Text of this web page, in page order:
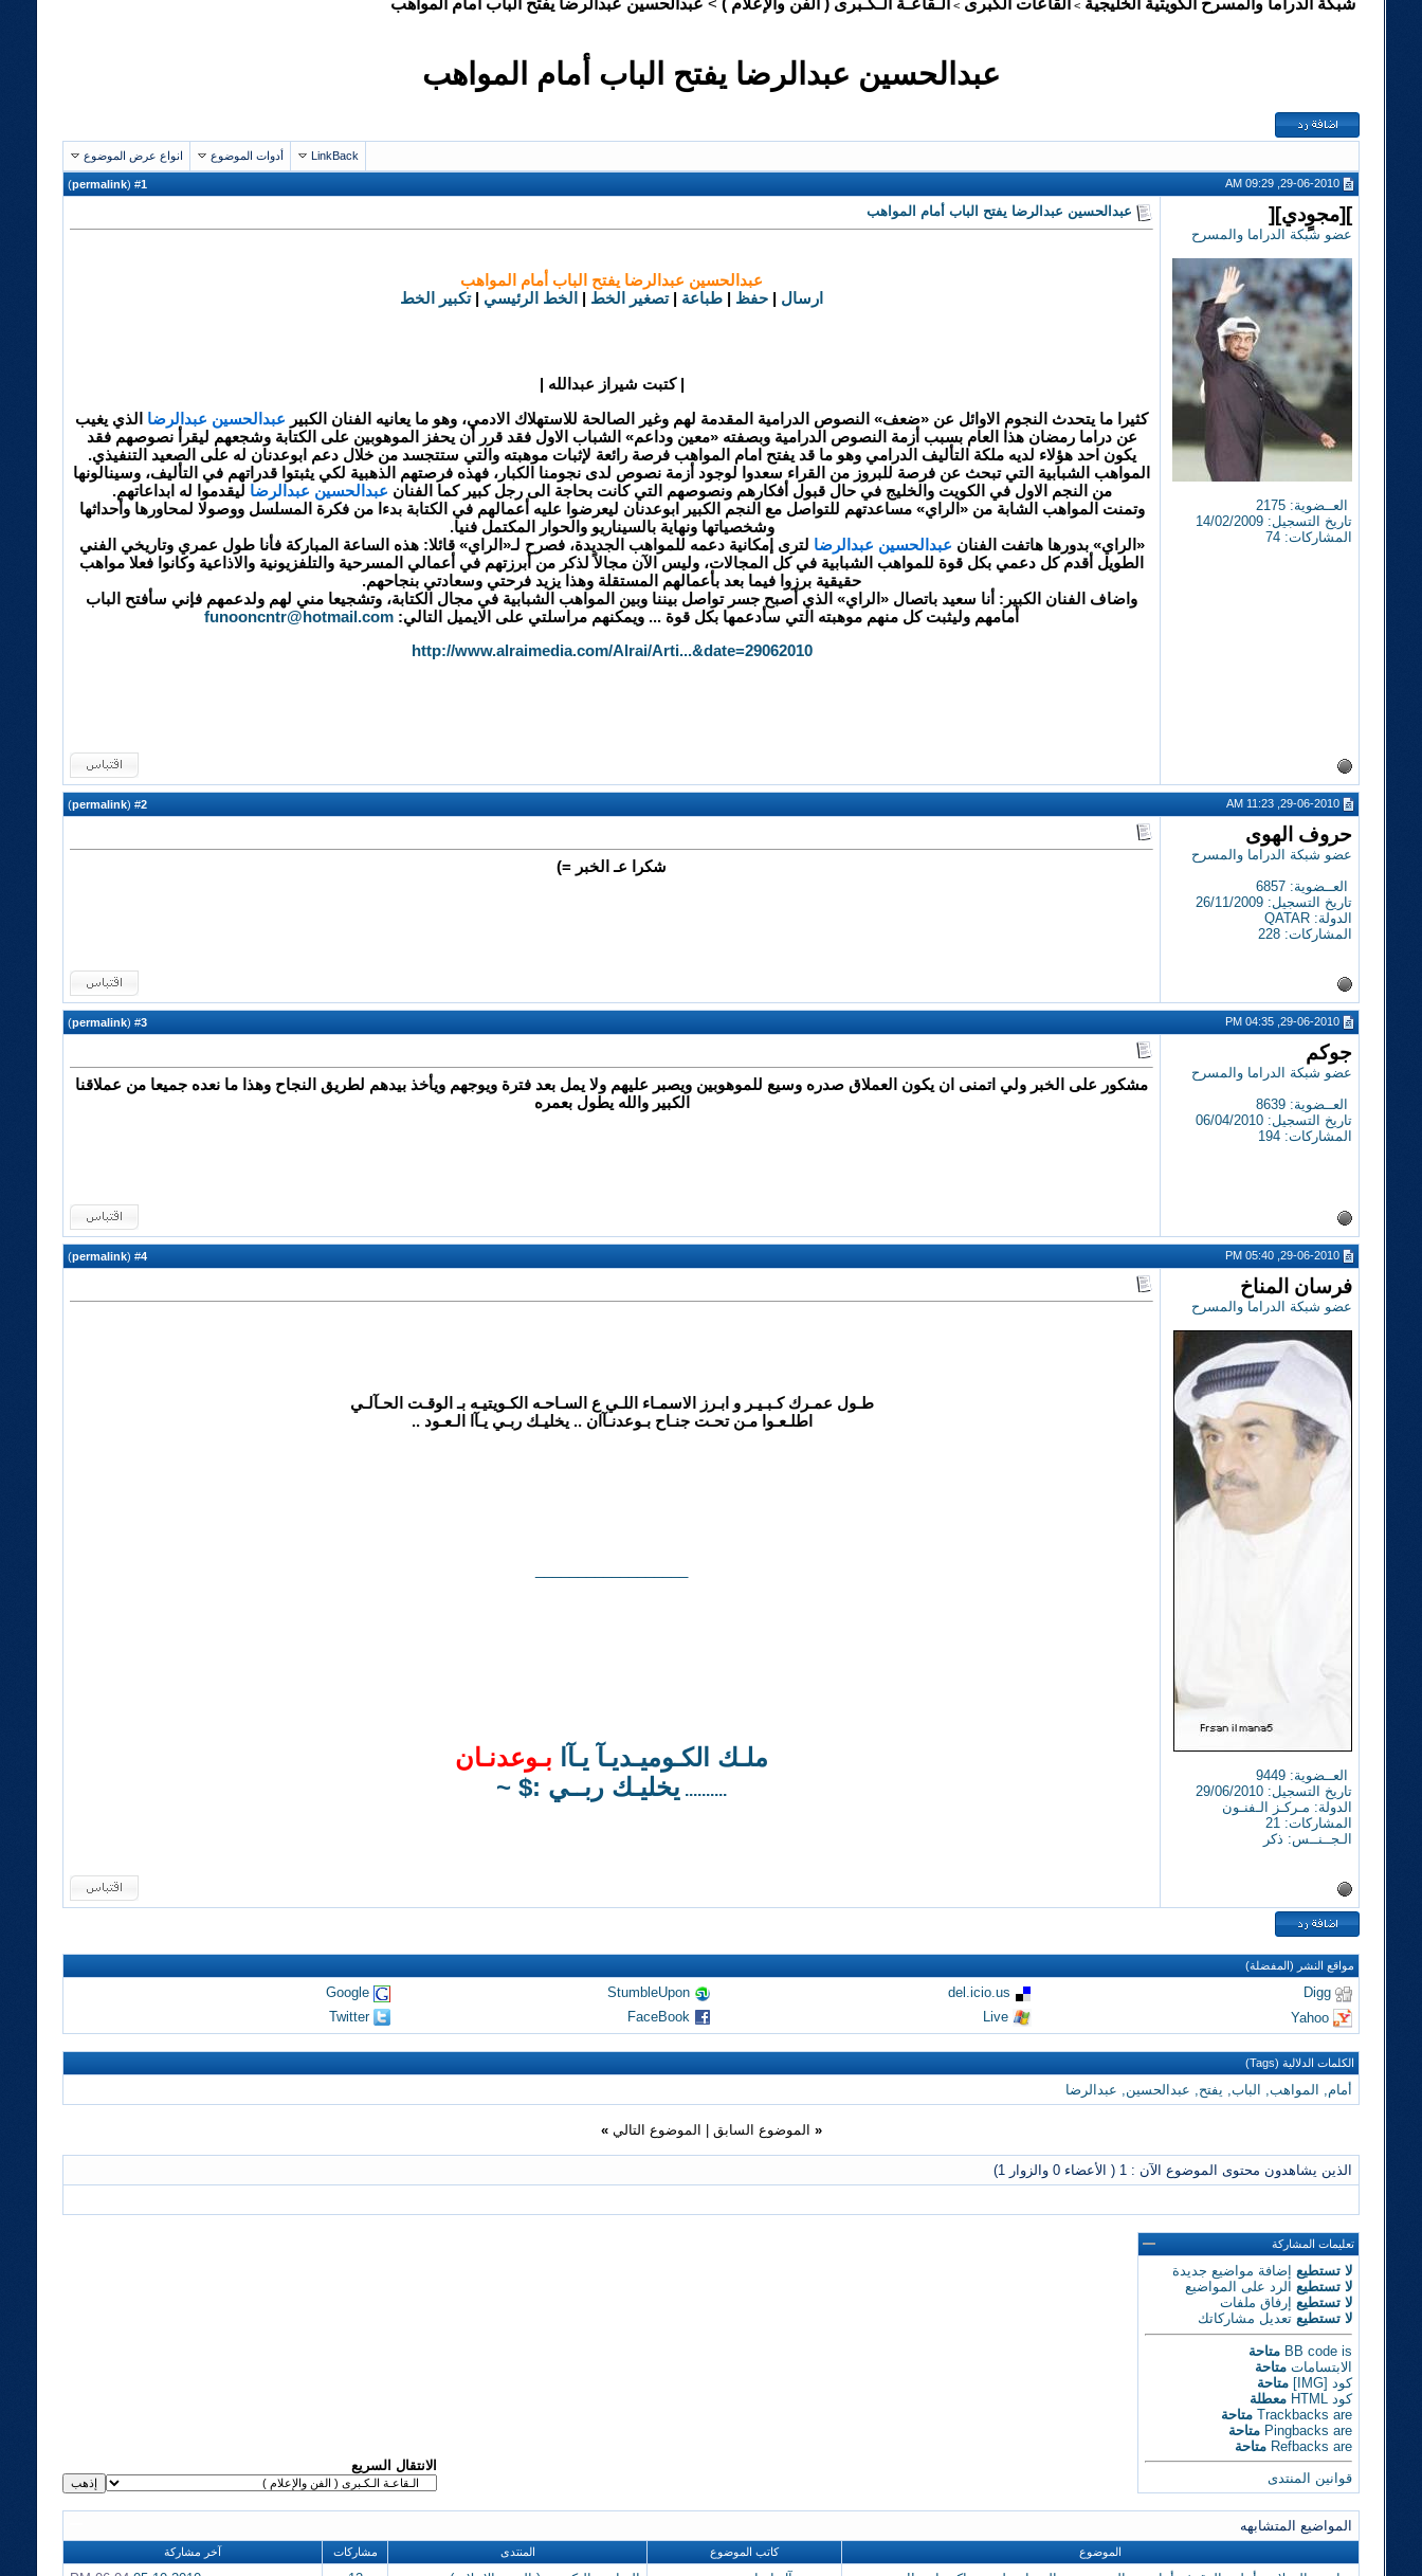
شبكة الدراما والمسرح الكويتية الخليجية > القاعات الكبرى > الـقاعـة الـكـبرى ( الفن والإعلام )> عبدالحسين عبدالرضا يفتح الباب أمام المواهب
عبدالحسين عبدالرضا يفتح الباب أمام المواهب
LinkBack أدوات الموضوع انواع عرض الموضوع
29-06-2010, 09:29 AM
1
(
permalink
)
][مجوٍدي][
عضو شبكة الدراما والمسرح
العــضوية: 2175
تاريخ التسجيل: 14/02/2009
المشاركات: 74
عبدالحسين عبدالرضا يفتح الباب أمام المواهب
عبدالحسين عبدالرضا يفتح الباب أمام المواهب
ارسال
حفظ طباعة |تصغير الخط الخط الرئيسي |تكبير الخط
كتبت شيراز عبدالله
كثيرا ما يتحدث النجوم الاوائل عن «ضعف» النصوص الدرامية المقدمة لهم وغير الصالحة للاستهلاك الادمي، وهو ما يعانيه الفنان الكبير عبدالحسين عبدالرضا الذي يغيب
عن دراما رمضان هذا العام بسبب أزمة النصوص الدرامية وبصفته «معين وداعم» الشباب الاول فقد قرر أن يحفز الموهوبين على الكتابة وشجعهم ليقرأ نصوصهم فقد
يكون احد هؤلاء لديه ملكة التأليف الدرامي وهو ما قد يفتح امام المواهب فرصة رائعة لإثبات موهبته والتي ستتجسد من خلال دعم ابوعدنان له على الصعيد التنفيذي.
المواهب الشبابية التي تبحث عن فرصة للبروز من القراء سعدوا لوجود أزمة نصوص لدى نجومنا الكبار، فهذه فرصتهم الذهبية لكي يثبتوا قدراتهم في التأليف، وسينالونها
من النجم الاول في الكويت والخليج في حال قبول أفكارهم ونصوصهم التي كانت بحاجة الى رجل كبير كما الفنان عبدالحسين عبدالرضا ليقدموا له ابداعاتهم.
وتمنت المواهب الشابة من «الراي» مساعدتهم للتواصل مع النجم الكبير ابوعدنان ليعرضوا عليه أعمالهم في الكتابة بدءا من فكرة المسلسل ووصولا لمحاورها وأحداثها
وشخصياتها ونهاية بالسيناريو والحوار المكتمل فنيا.
«الراي» بدورها هاتفت الفنان عبدالحسين عبدالرضا لترى إمكانية دعمه للمواهب الجديدة، فصرح لـ«الراي» قائلا: هذه الساعة المباركة فأنا طول عمري وتاريخي الفني
الطويل أقدم كل دعمي بكل قوة للمواهب الشبابية في كل المجالات، وليس الآن مجالاً لذكر من أبرزتهم في أعمالي المسرحية والتلفزيونية والاذاعية وكانوا فعلا مواهب
حقيقية برزوا فيما بعد بأعمالهم المستقلة وهذا يزيد فرحتي وسعادتي بنجاحهم.
واضاف الفنان الكبير: أنا سعيد باتصال «الراي» الذي أصبح جسر تواصل بيننا وبين المواهب الشبابية في مجال الكتابة، وتشجيعا مني لهم ولدعمهم فإني سأفتح الباب
أمامهم وليثبت كل منهم موهبته التي سأدعمها بكل قوة ... ويمكنهم مراسلتي على الايميل التالي: funooncntr@hotmail.com
http://www.alraimedia.com/Alrai/Arti...&date=29062010
29-06-2010, 11:23 AM
2
(
permalink
)
حروف الهوى
عضو شبكة الدراما والمسرح
العــضوية: 6857
تاريخ التسجيل: 26/11/2009
الدولة: QATAR
المشاركات: 228
شكرا عـ الخبر =)
29-06-2010, 04:35 PM
3
(
permalink
)
جوكم
عضو شبكة الدراما والمسرح
العــضوية: 8639
تاريخ التسجيل: 06/04/2010
المشاركات: 194
مشكور على الخبر ولي اتمنى ان يكون العملاق صدره وسيع للموهوبين ويصبر عليهم ولا يمل بعد فترة ويوجهم ويأخذ بيدهم لطريق النجاح وهذا ما نعده جميعا من عملاقنا
الكبير والله يطول بعمره
29-06-2010, 05:40 PM
4
(
permalink
)
فرسان المناخ
عضو شبكة الدراما والمسرح
العــضوية: 9449
تاريخ التسجيل: 29/06/2010
الدولة: مـركـز الـفنـون
المشاركات: 21
الـجــنــس: ذكر
طـول عمـرك كـبـيـر و ابـرز الاسمـاء اللـي ع السـاحـه الكـويتيـه بـ الوقـت الحـآلـي
اطلـعـوا مـن تحـت جنـاح بـوعدنـآان .. يخليـك ربـي يـآا الـعـود ..
ملـك الكـوميـديـآ يـآا بـوعدنـان
.......... يخليـك ربــي :$ ~
مواقع النشر (المفضلة)
Digg
del.icio.us
StumbleUpon
Google
Yahoo
Live
FaceBook
Twitter
الكلمات الدلالية (Tags)
أمام, المواهب, الباب, يفتح, عبدالحسين, عبدالرضا
« الموضوع السابق الموضوع التالي »
الذين يشاهدون محتوى الموضوع الآن : 1 ( الأعضاء 0 والزوار 1)
تعليمات المشاركة
لا تستطيعإضافة مواضيع جديدة
لا تستطيعالرد على المواضيع
لا تستطيعإرفاق ملفات
لا تستطيعتعديل مشاركاتك
BB code is
متاحة
الابتسامات متاحة
كود [IMG]
متاحة
كود HTML
معطلة
Trackbacks are
متاحة
Pingbacks are
متاحة
Refbacks are متاحة
قوانين المنتدى
الانتقال السريع
المواضيع المتشابهه
الموضوع كاتب الموضوع المنتدى مشاركات آخر مشاركة